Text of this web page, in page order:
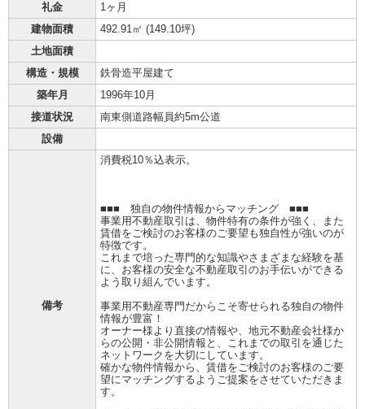
礼金
1ヶ月
建物面積
492.91㎡ (149.10坪)
土地面積
構造・規模
鉄骨造平屋建て
築年月
1996年10月
接道状況
南東側道路幅員約5m公道
設備
備考
消費税10％込表示。
■■■ 独自の物件情報からマッチング ■■■
事業用不動産取引は、物件特有の条件が強く、また
賃借をご検討のお客様のご要望も独自性が強いのが
特徴です。
これまで培った専門的な知識やさまざまな経験を基
に、お客様の安全な不動産取引のお手伝いができる
よう取り組んでいます。
事業用不動産専門だからこそ寄せられる独自の物件
情報が豊富！
オーナー様より直接の情報や、地元不動産会社様か
らの公開・非公開情報と、これまでの取引を通じた
ネットワークを大切にしています。
確かな物件情報から、賃借をご検討のお客様のご要
望にマッチングするようご提案をさせていただきま
す。